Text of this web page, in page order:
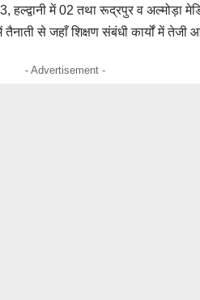
हल्द्वानी में 02 तथा रूद्रपुर व
से जहाँ शिक्षण संबंधी कार्यों में तेजी
- Advertisement -